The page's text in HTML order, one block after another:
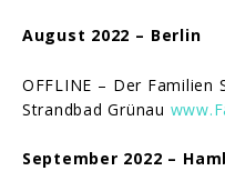
​August 2022 – Berlin
​OFFLINE – Der Familien
Strandbad Grünau
September 2022 –